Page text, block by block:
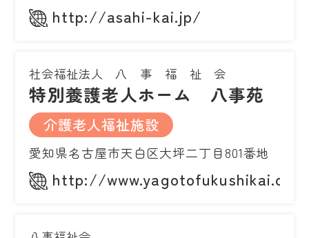
http://asahi-kai.jp/
社会福祉法人 八 事 福 祉 会
特別養護老人ホーム 八事苑
介護老人福祉施設
愛知県名古屋市天白区大坪二丁目801番地
http://www.yagotofukushikai.or.jp